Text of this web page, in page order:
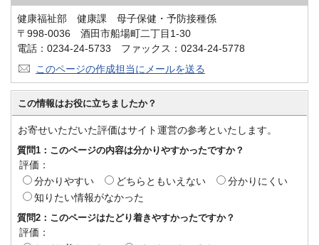
健康福祉部 健康課 母子保健・予防接種係
〒998-0036 酒田市船場町二丁目1-30
電話：0234-24-5733 ファックス：0234-24-5778
このページの作成担当にメールを送る
この情報はお役に立ちましたか？
お寄せいただいた評価はサイト運営の参考といたします。
質問1：このページの内容は分かりやすかったですか？
評価：
分かりやすい
どちらともいえない
分かりにくい
知りたい情報がなかった
質問2：このページはたどり着きやすかったですか？
評価：